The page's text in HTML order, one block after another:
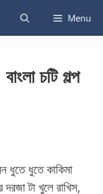
Menu
চটি গল্প
ধুতে ধুতে কাকিমা
টা খুলে রাখিস,